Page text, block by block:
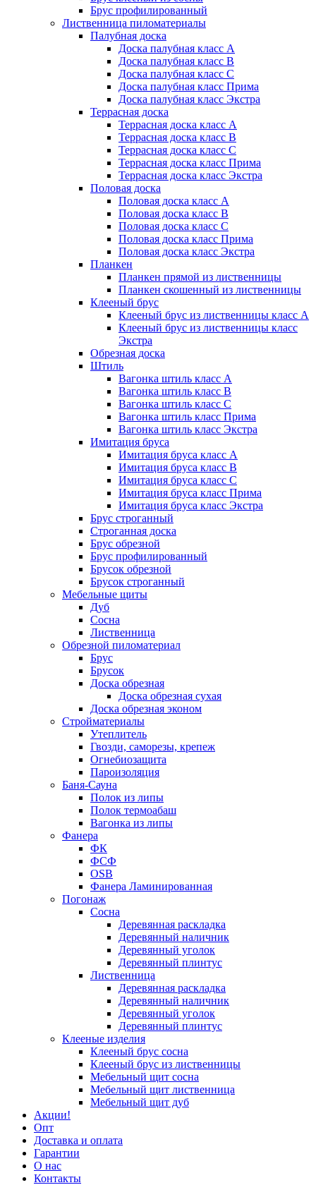
Брус профилированный
Лиственница пиломатериалы
Палубная доска
Доска палубная класс А
Доска палубная класс B
Доска палубная класс C
Доска палубная класс Прима
Доска палубная класс Экстра
Террасная доска
Террасная доска класс А
Террасная доска класс B
Террасная доска класс C
Террасная доска класс Прима
Террасная доска класс Экстра
Половая доска
Половая доска класс А
Половая доска класс B
Половая доска класс C
Половая доска класс Прима
Половая доска класс Экстра
Планкен
Планкен прямой из лиственницы
Планкен скошенный из лиственницы
Клееный брус
Клееный брус из лиственницы класс А
Клееный брус из лиственницы класс
Экстра
Обрезная доска
Штиль
Вагонка штиль класс А
Вагонка штиль класс B
Вагонка штиль класс C
Вагонка штиль класс Прима
Вагонка штиль класс Экстра
Имитация бруса
Имитация бруса класс А
Имитация бруса класс B
Имитация бруса класс C
Имитация бруса класс Прима
Имитация бруса класс Экстра
Брус строганный
Строганная доска
Брус обрезной
Брус профилированный
Брусок обрезной
Брусок строганный
Мебельные щиты
Дуб
Сосна
Лиственница
Обрезной пиломатериал
Брус
Брусок
Доска обрезная
Доска обрезная сухая
Доска обрезная эконом
Стройматериалы
Утеплитель
Гвозди, саморезы, крепеж
Огнебиозащита
Пароизоляция
Баня-Сауна
Полок из липы
Полок термоабаш
Вагонка из липы
Фанера
ФК
ФСФ
OSB
Фанера Ламинированная
Погонаж
Сосна
Деревянная раскладка
Деревянный наличник
Деревянный уголок
Деревянный плинтус
Лиственница
Деревянная раскладка
Деревянный наличник
Деревянный уголок
Деревянный плинтус
Клееные изделия
Клееный брус сосна
Клееный брус из лиственницы
Мебельный щит сосна
Мебельный щит лиственница
Мебельный щит дуб
Акции!
Опт
Доставка и оплата
Гарантии
О нас
Контакты